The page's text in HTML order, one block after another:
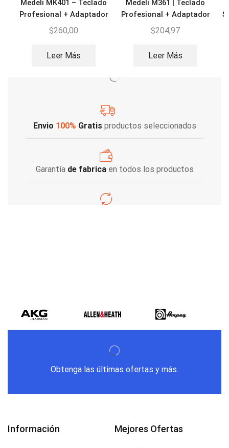
Medeli MK401 – Teclado
Profesional + Adaptador
$260,00
Leer Más
Medeli M361 | Teclado
Profesional + Adaptador
$204,97
Leer Más
Envio 100% Gratis productos seleccionados
Garantía de fabricaen todos los productos
Obtenga las últimas ofertas y más.
Información Mejores Ofertas